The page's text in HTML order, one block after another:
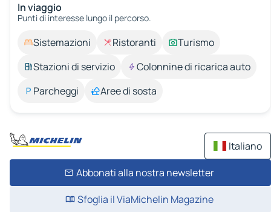
In viaggio
Punti di interesse lungo il percorso.
Sistemazioni Ristoranti
Turismo
Stazioni di servizio
Colonnine di ricarica auto
Parcheggi
Aree di sosta
Italiano
Abbonati alla nostra newsletter
Sfoglia il ViaMichelin Magazine